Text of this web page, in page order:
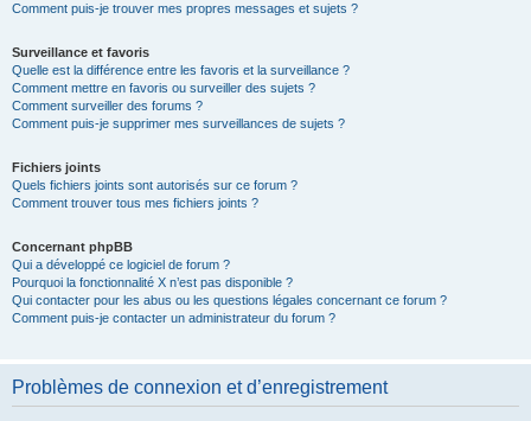
Comment puis-je trouver mes propres messages et sujets ?
Surveillance et favoris
Quelle est la différence entre les favoris et la surveillance ?
Comment mettre en favoris ou surveiller des sujets ?
Comment surveiller des forums ?
Comment puis-je supprimer mes surveillances de sujets ?
Fichiers joints
Quels fichiers joints sont autorisés sur ce forum ?
Comment trouver tous mes fichiers joints ?
Concernant phpBB
Qui a développé ce logiciel de forum ?
Pourquoi la fonctionnalité X n’est pas disponible ?
Qui contacter pour les abus ou les questions légales concernant ce forum ?
Comment puis-je contacter un administrateur du forum ?
Problèmes de connexion et d’enregistrement